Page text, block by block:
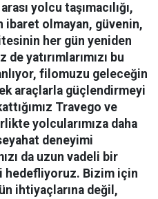
yolcu taşımacılığı,
ibaret olmayan, güvenin,
her gün yeniden
yatırımlarımızı bu
filomuzu geleceğin
araçlarla güçlendirmeyi
Travego ve
yolcularımıza daha
deneyimi
da uzun vadeli bir
hedefliyoruz. Bizim için
ihtiyaçlarına değil,